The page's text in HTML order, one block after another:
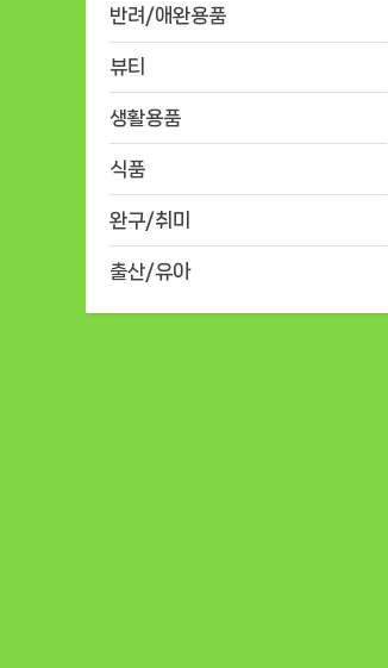
반려/애완용품
뷰티
생활용품
식품
완구/취미
출산/유아